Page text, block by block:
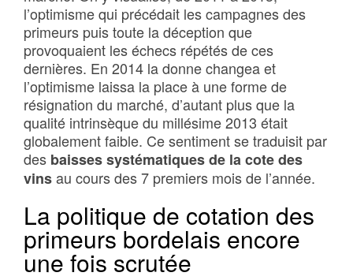
l’optimisme qui précédait les campagnes des
primeurs puis toute la déception que
provoquaient les échecs répétés de ces
dernières. En 2014 la donne changea et
l’optimisme laissa la place à une forme de
résignation du marché, d’autant plus que la
qualité intrinsèque du millésime 2013 était
globalement faible. Ce sentiment se traduisit par
des baisses systématiques de la cote des
vinsau cours des 7 premiers mois de l’année.
La politique de cotation des
primeurs bordelais encore
une fois scrutée